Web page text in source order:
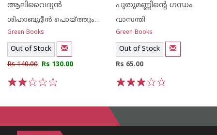
ആലിവൈദ്യ‌ന്‍
ശിഹാബുദ്ദീന്‍ പൊയ്ത്തുംകടവ്
Green Books
Out of Stock
Rs 140.00 Rs 130.00
പുതുമണ്ണിന്റെ ഗന്ധം
വാസന്തി
Green Books
Out of Stock
Rs 65.00